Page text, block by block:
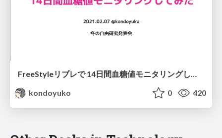
FreeStyleリブレで 14日間血糖値モニタリングしてみた / glucose monitoring using FreeStyle Libre
kondoyuko
0 420